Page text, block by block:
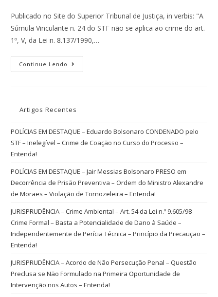
Publicado no Site do Superior Tribunal de Justiça, in verbis: "A
Súmula Vinculante n. 24 do STF não se aplica ao crime do art.
1º, V, da Lei n. 8.137/1990,…
Continue Lendo
Artigos Recentes
POLÍCIAS EM DESTAQUE – Eduardo Bolsonaro CONDENADO pelo
STF – Inelegível – Crime de Coação no Curso do Processo –
Entenda!
POLÍCIAS EM DESTAQUE – Jair Messias Bolsonaro PRESO em
Decorrência de Prisão Preventiva – Ordem do Ministro Alexandre
de Moraes – Violação de Tornozeleira – Entenda!
JURISPRUDÊNCIA – Crime Ambiental – Art. 54 da Lei n.º 9.605/98
Crime Formal – Basta a Potencialidade de Dano à Saúde –
Independentemente de Perícia Técnica – Princípio da Precaução –
Entenda!
JURISPRUDÊNCIA – Acordo de Não Persecução Penal – Questão
Preclusa se Não Formulado na Primeira Oportunidade de
Intervenção nos Autos – Entenda!